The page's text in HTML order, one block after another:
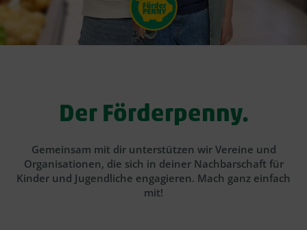
Der Förderpenny.
Gemeinsam mit dir unterstützen wir Vereine und
Organisationen, die sich in deiner Nachbarschaft für
Kinder und Jugendliche engagieren. Mach ganz einfach
mit!